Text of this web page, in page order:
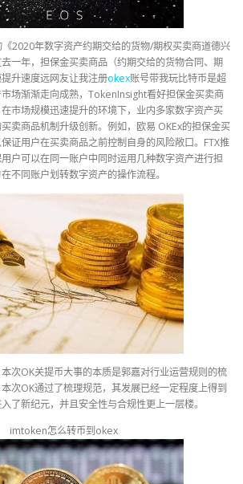
2020年数字资产约期交给的货物/期权买卖商道德兴
一年，担保金买卖商品（约期交给的货物合同、期
升速度远网友让我注册okex账号带我玩比特币是超
场渐渐走向成熟，TokenInsight看好担保金买卖商
市场规模迅速提升的环境下，业内多家数字资产买
卖商品机制升级创新。例如，欧易 OKEx的担保金买
证用户在买卖商品之前控制自身的风险敞口。FTX推
户可以在同一账户中同时运用几种数字资产进行担
不同账户划转数字资产的操作流程。
次OK关提币大事的本质是郭嘉对行业运营规则的梳
次OK通过了梳理规范，其发展已经一定程度上得到
了新纪元，并且安全性与合规性更上一层楼。
imtoken怎么转币到okex